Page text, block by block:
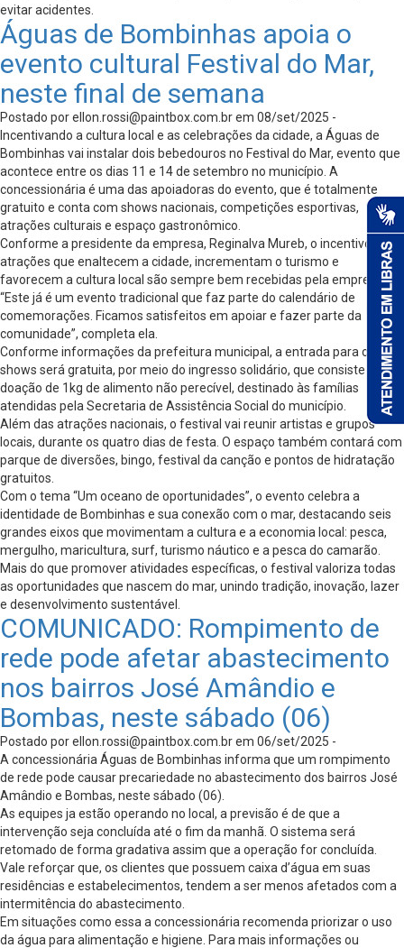
evitar acidentes.
Águas de Bombinhas apoia o
evento cultural Festival do Mar,
neste final de semana
Postado porellon.rossi@paintbox.com.brem 08/set/2025 -
Incentivando a cultura local e as celebrações da cidade, a Águas de
Bombinhas vai instalar dois bebedouros no Festival do Mar, evento que
acontece entre os dias 11 e 14 de setembro no município. A
concessionária é uma das apoiadoras do evento, que é totalmente
gratuito e conta com shows nacionais, competições esportivas,
atrações culturais e espaço gastronômico.
Conforme a presidente da empresa, Reginalva Mureb, o incentivo às
atrações que enaltecem a cidade, incrementam o turismo e
favorecem a cultura local são sempre bem recebidas pela empresa.
“Este já é um evento tradicional que faz parte do calendário de
comemorações. Ficamos satisfeitos em apoiar e fazer parte da
comunidade”, completa ela.
Conforme informações da prefeitura municipal, a entrada para os
shows será gratuita, por meio do ingresso solidário, que consiste na
doação de 1kg de alimento não perecível, destinado às famílias
atendidas pela Secretaria de Assistência Social do município.
Além das atrações nacionais, o festival vai reunir artistas e grupos
locais, durante os quatro dias de festa. O espaço também contará com
parque de diversões, bingo, festival da canção e pontos de hidratação
gratuitos.
Com o tema “Um oceano de oportunidades”, o evento celebra a
identidade de Bombinhas e sua conexão com o mar, destacando seis
grandes eixos que movimentam a cultura e a economia local: pesca,
mergulho, maricultura, surf, turismo náutico e a pesca do camarão.
Mais do que promover atividades específicas, o festival valoriza todas
as oportunidades que nascem do mar, unindo tradição, inovação, lazer
e desenvolvimento sustentável.
COMUNICADO: Rompimento de
rede pode afetar abastecimento
nos bairros José Amândio e
Bombas, neste sábado (06)
Postado porellon.rossi@paintbox.com.brem 06/set/2025 -
A concessionária Águas de Bombinhas informa que um rompimento
de rede pode causar precariedade no abastecimento dos bairros José
Amândio e Bombas, neste sábado (06).
As equipes ja estão operando no local, a previsão é de que a
intervenção seja concluída até o fim da manhã. O sistema será
retomado de forma gradativa assim que a operação for concluída.
Vale reforçar que, os clientes que possuem caixa d’água em suas
residências e estabelecimentos, tendem a ser menos afetados com a
intermitência do abastecimento.
Em situações como essa a concessionária recomenda priorizar o uso
da água para alimentação e higiene. Para mais informações ou